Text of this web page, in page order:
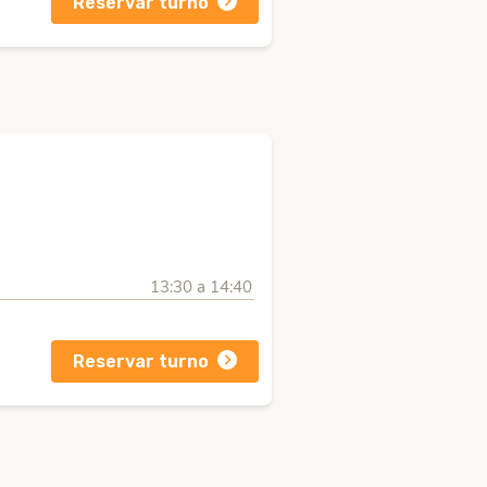
13:30 a 14:40
Reservar turno